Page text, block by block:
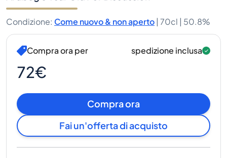
Condizione: Come nuovo & non aperto | 70cl | 50.8%
Compra ora per
72€
spedizione inclusa
Compra ora
Fai un'offerta di acquisto